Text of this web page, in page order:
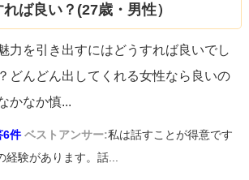
ば良い？(27歳・男性）
力を引き出すにはどうすれば良いでし
どんどん出してくれる女性なら良いの
かなか慎...
6件 ベストアンサー:私は話すことが得意です
験があります。話...